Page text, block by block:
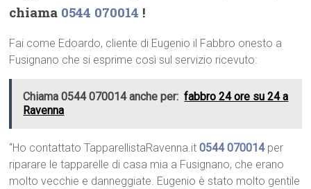
chiama 0544 070014 !
Fai come Edoardo, cliente di Eugenio il Fabbro onesto a
Fusignano che si esprime così sul servizio ricevuto:
Chiama 0544 070014 anche per: fabbro 24 ore su 24 a
Ravenna
“Ho contattato TapparellistaRavenna.it0544 070014per
riparare le tapparelle di casa mia a Fusignano, che erano
molto vecchie e danneggiate. Eugenio è stato molto gentile